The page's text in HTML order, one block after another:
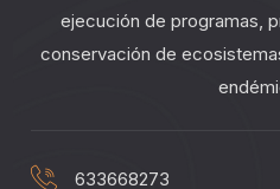
ejecución de programas,
conservación de
633668273